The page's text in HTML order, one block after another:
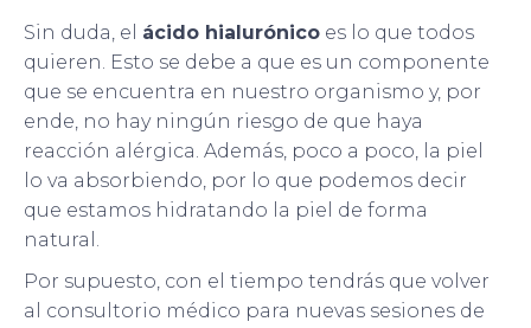
Sin duda, el ácido hialurónico es lo que todos
quieren. Esto se debe a que es un componente
que se encuentra en nuestro organismo y, por
ende, no hay ningún riesgo de que haya
reacción alérgica. Además, poco a poco, la piel
lo va absorbiendo, por lo que podemos decir
que estamos hidratando la piel de forma
natural.
Por supuesto, con el tiempo tendrás que volver
al consultorio médico para nuevas sesiones de